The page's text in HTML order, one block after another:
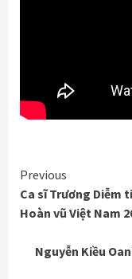
Continue
Reading
Previous
Ca sĩ Trương Diễm
Hoàn vũ Việt Nam
Nguyễn Kiều